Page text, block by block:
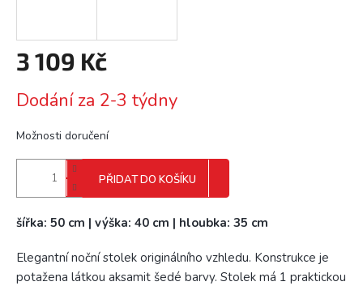
3 109 Kč
cena:
Dodání za 2-3 týdny
Možnosti doručení
PŘIDAT DO KOŠÍKU
šířka: 50 cm | výška: 40 cm | hloubka: 35 cm
Elegantní noční stolek originálního vzhledu. Konstrukce je
potažena látkou aksamit šedé barvy. Stolek má 1 praktickou